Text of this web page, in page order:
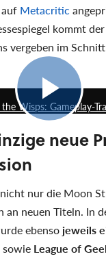
Metacritic
kommt
vergeben im
Wisps: Gameplay-
neue
nur die Moon
an neuen Titeln. In
ebenso jeweils
sowie League of